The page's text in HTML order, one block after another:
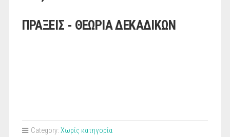
ΠΡΑΞΕΙΣ - ΘΕΩΡΙΑ ΔΕΚΑΔΙΚΩΝ
Category: Χωρίς κατηγορία